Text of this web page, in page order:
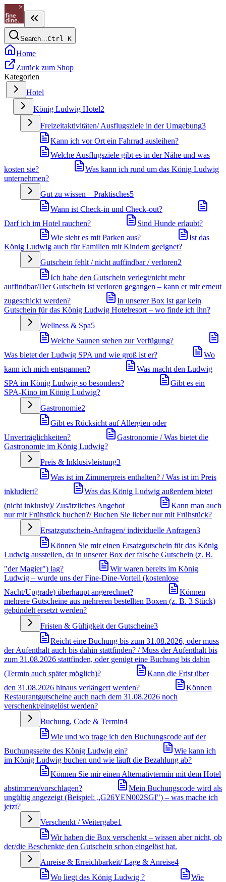
Search…Ctrl K
Home
Zurück zum Shop
Kategorien
Hotel
König Ludwig Hotel2
Freizeitaktivitäten/ Ausflugsziele in der Umgebung3
Kann ich vor Ort ein Fahrrad ausleihen?
Welche Ausflugsziele gibt es in der Nähe und was
kosten sie?
Was kann ich rund um das König Ludwig
unternehmen?
Gut zu wissen – Praktisches5
Wann ist Check-in und Check-out?
Darf ich im Hotel rauchen?
Sind Hunde erlaubt?
Wie sieht es mit Parken aus?
Ist das
König Ludwig auch für Familien mit Kindern geeignet?
Gutschein fehlt / nicht auffindbar / verloren2
Ich habe den Gutschein verlegt/nicht mehr
auffindbar/Der Gutschein ist verloren gegangen – kann er mir erneut
zugeschickt werden?
In unserer Box ist gar kein
Gutschein für das König Ludwig Hotelresort – wo finde ich ihn?
Wellness & Spa5
Welche Saunen stehen zur Verfügung?
Was bietet der Ludwig SPA und wie groß ist er?
Wo
kann ich mich entspannen?
Was macht den Ludwig
SPA im König Ludwig so besonders?
Gibt es ein
SPA-Kino im König Ludwig?
Gastronomie2
Gibt es Rücksicht auf Allergien oder
Unverträglichkeiten?
Gastronomie / Was bietet die
Gastronomie im König Ludwig?
Preis & Inklusivleistung3
Was ist im Zimmerpreis enthalten? / Was ist im Preis
inkludiert?
Was das König Ludwig außerdem bietet
(nicht inklusiv)/ Zusätzliches Angebot
Kann man auch
nur mit Frühstück buchen?/ Buchen Sie lieber nur mit Frühstück?
Ersatzgutschein-Anfragen/ individuelle Anfragen3
Können Sie mir einen Ersatzgutschein für das König
Ludwig ausstellen, da in unserer Box der falsche Gutschein (z. B.
"der Magier") lag?
Wir waren bereits im König
Ludwig – wurde uns der Fine-Dine-Vorteil (kostenlose
Nacht/Upgrade) überhaupt angerechnet?
Können
mehrere Gutscheine aus mehreren bestellten Boxen (z. B. 3 Stück)
gebündelt ersetzt werden?
Fristen & Gültigkeit der Gutscheine3
Reicht eine Buchung bis zum 31.08.2026, oder muss
der Aufenthalt auch bis dahin stattfinden? / Muss der Aufenthalt bis
zum 31.08.2026 stattfinden, oder genügt eine Buchung bis dahin
(Termin auch später möglich)?
Kann die Frist über
den 31.08.2026 hinaus verlängert werden?
Können
Restaurantgutscheine auch nach dem 31.08.2026 noch
verschenkt/eingelöst werden?
Buchung, Code & Termin4
Wie und wo trage ich den Buchungscode auf der
Buchungsseite des König Ludwig ein?
Wie kann ich
im König Ludwig buchen und wie läuft die Bezahlung ab?
Können Sie mir einen Alternativtermin mit dem Hotel
abstimmen/vorschlagen?
Mein Buchungscode wird als
ungültig angezeigt (Beispiel: „G26YEN002SGI") – was mache ich
jetzt?
Verschenkt / Weitergabe1
Wir haben die Box verschenkt – wissen aber nicht, ob
der/die Beschenkte den Gutschein schon eingelöst hat.
Anreise & Erreichbarkeit/ Lage & Anreise4
Wo liegt das König Ludwig ?
Wie